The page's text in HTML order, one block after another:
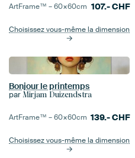
ArtFrame™ –60×60cm 107.-CHF
Choisissez vous-même la dimension
Bonjour le printemps
par Mirjam Duizendstra
ArtFrame™ –60×60cm 139.-CHF
Choisissez vous-même la dimension